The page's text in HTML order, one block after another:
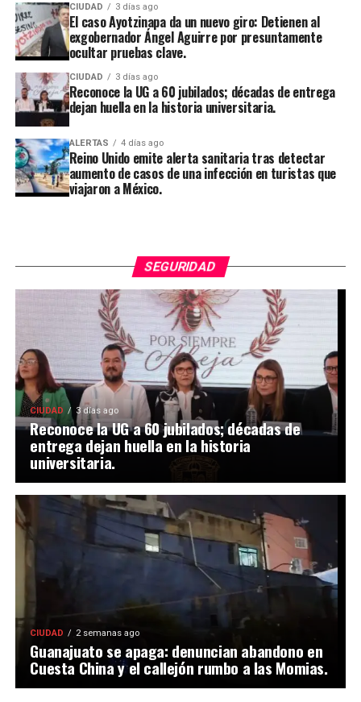
CIUDAD 3 días ago
El caso Ayotzinapa da un nuevo giro: Detienen al
exgobernador Ángel Aguirre por presuntamente
ocultar pruebas clave.
CIUDAD 3 días ago
Reconoce la UG a 60 jubilados; décadas de entrega
dejan huella en la historia universitaria.
ALERTAS 4 días ago
Reino Unido emite alerta sanitaria tras detectar
aumento de casos de una infección en turistas que
viajaron a México.
SEGURIDAD
CIUDAD 3 días ago
Reconoce la UG a 60 jubilados; décadas de
entrega dejan huella en la historia
universitaria.
CIUDAD 2 semanas ago
Guanajuato se apaga: denuncian abandono en
Cuesta China y el callejón rumbo a las Momias.